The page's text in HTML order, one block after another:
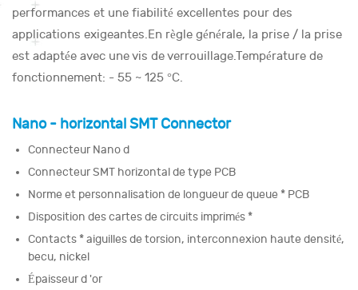
performances et une fiabilité excellentes pour des
applications exigeantes.En règle générale, la prise / la prise
est adaptée avec une vis de verrouillage.Température de
fonctionnement: - 55 ~ 125 °C.
Nano - horizontal SMT Connector
Connecteur Nano d
Connecteur SMT horizontal de type PCB
Norme et personnalisation de longueur de queue * PCB
Disposition des cartes de circuits imprimés *
Contacts * aiguilles de torsion, interconnexion haute densité,
becu, nickel
Épaisseur d 'or